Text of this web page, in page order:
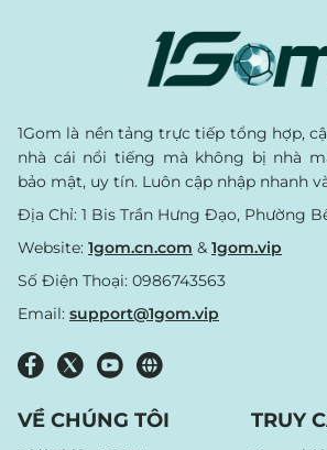
1Gom là nền tảng trực tiếp tổng hợp,
nhà cái nổi tiếng mà không bị nhà
bảo mật, uy tín. Luôn cập nhập nhanh
Địa Chỉ: 1 Bis Trần Hưng Đạo, Phường
Website: 1gom.cn.com & 1gom.vip
Số Điện Thoại: 0986743563
Email: support@1gom.vip
VỀ CHÚNG TÔI TRUY